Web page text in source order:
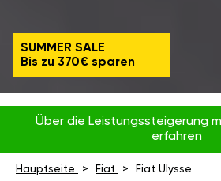
SUMMER SALE
Bis zu 370€ sparen
Über die Leistungssteigerung
erfahren
Hauptseite Fiat Fiat Ulysse